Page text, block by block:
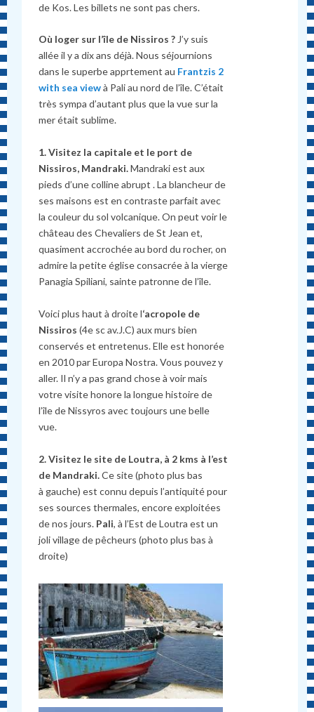
de Kos. Les billets ne sont pas chers.
Où loger sur l’île de Nissiros ? J’y suis
allée il y a dix ans déjà. Nous séjournions
dans le superbe apprtement au Frantzis 2
with sea viewà Pali au nord de l’île. C’était
très sympa d’autant plus que la vue sur la
mer était sublime.
1. Visitez la capitale et le port de
Nissiros, Mandraki.Mandraki est aux
pieds d’une colline abrupt . La blancheur de
ses maisons est en contraste parfait avec
la couleur du sol volcanique. On peut voir le
château des Chevaliers de St Jean et,
quasiment accrochée au bord du rocher, on
admire la petite église consacrée à la vierge
Panagia Spiliani, sainte patronne de l’île.
Voici plus haut à droite l‘acropole de
Nissiros (4e sc av.J.C) aux murs bien
conservés et entretenus. Elle est honorée
en 2010 par Europa Nostra. Vous pouvez y
aller. Il n’y a pas grand chose à voir mais
votre visite honore la longue histoire de
l’île de Nissyros avec toujours une belle
vue.
2. Visitez le site de Loutra, à 2 kms à l’est
de Mandraki.Ce site (photo plus bas
à gauche) est connu depuis l’antiquité pour
ses sources thermales, encore exploitées
de nos jours. Pali, à l’Est de Loutra est un
joli village de pêcheurs (photo plus bas à
droite)